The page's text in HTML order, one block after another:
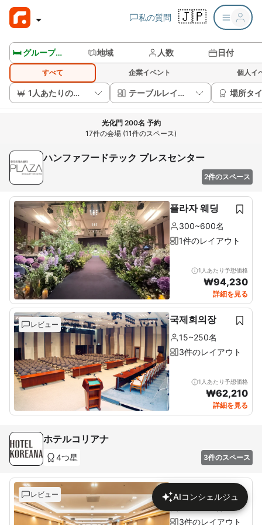
私の質問 🇯🇵
🛏️ グループルームを見る 地域 人数 日付
すべて 企業イベント 個人イ
1人あたりの価格 テーブルレイアウト 場所タ
光化門 200名 予約
17件の会場 (11件のスペース)
ハンファフードテック プレスセンター
2件のスペース
플라자 웨딩
300~600名
1件のレイアウト
1人あたり予想価格
₩94,230
詳細を見る
レビュー 국제회의장
15~250名
3件のレイアウト
1人あたり予想価格
₩62,210
詳細を見る
ホテルコリアナ
4つ星 3件のスペース
レビュー ダイヤモンド
3件のレイアウト
AIコンシェルジュ